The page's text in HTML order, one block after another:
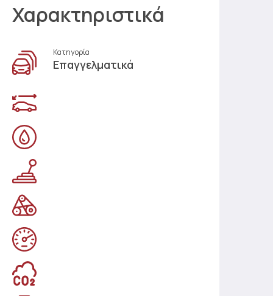
Χαρακτηριστικά
Κατηγορία
Επαγγελματικά